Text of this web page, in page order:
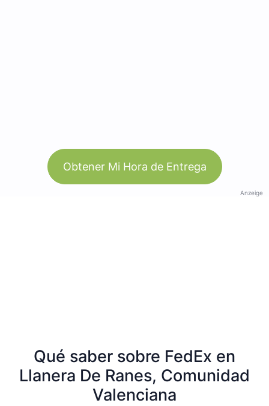
Obtener Mi Hora de Entrega
Anzeige
Qué saber sobre FedEx en
Llanera De Ranes, Comunidad
Valenciana